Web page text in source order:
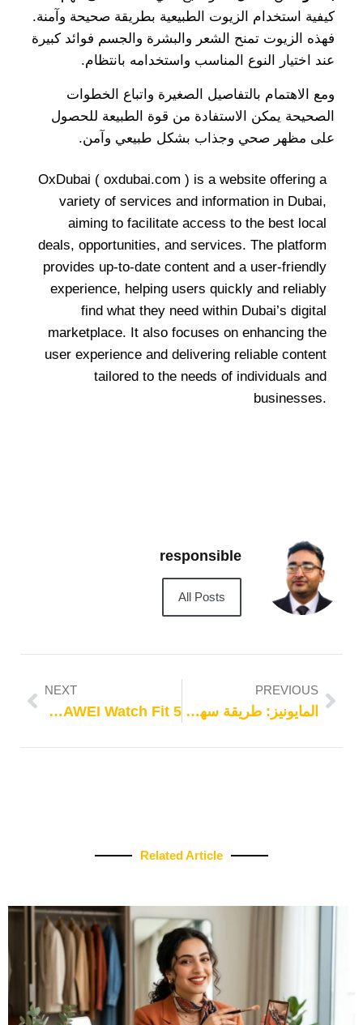
كيفية استخدام الزيوت الطبيعية بطريقة صحيحة وآمنة.
فهذه الزيوت تمنح الشعر والبشرة والجسم فوائد كبيرة
عند اختيار النوع المناسب واستخدامه بانتظام.
ومع الاهتمام بالتفاصيل الصغيرة واتباع الخطوات
الصحيحة يمكن الاستفادة من قوة الطبيعة للحصول
على مظهر صحي وجذاب بشكل طبيعي وآمن.
OxDubai ( oxdubai.com ) is a website offering a
variety of services and information in Dubai,
aiming to facilitate access to the best local
deals, opportunities, and services. The platform
provides up-to-date content and a user-friendly
experience, helping users quickly and reliably
find what they need within Dubai’s digital
marketplace. It also focuses on enhancing the
user experience and delivering reliable content
tailored to the needs of individuals and
businesses.
responsible
All Posts
PREVIOUS
المايونيز: طريقة سهلة وفعالة
NEXT
Discover the Ultimate Fitness Companion: HUAWEI Watch Fit 5
Related Article